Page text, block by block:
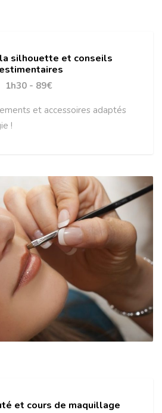
silhouette et conseils
1h30 - 89€
et accessoires adaptés
!
et cours de maquillage